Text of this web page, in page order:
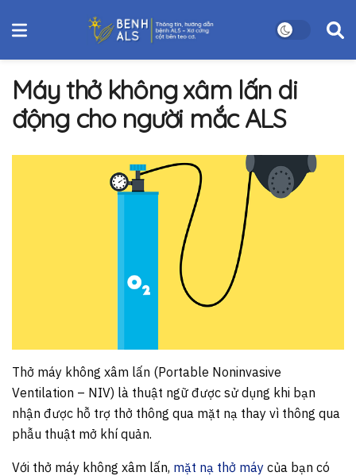
Máy thở không xâm lấn di
động cho người mắc ALS
Thở máy không xâm lấn (Portable Noninvasive
Ventilation – NIV) là thuật ngữ được sử dụng khi bạn
nhận được hỗ trợ thở thông qua mặt nạ thay vì thông qua
phẫu thuật mở khí quản.
Với thở máy không xâm lấn, mặt nạ thở máy của bạn có